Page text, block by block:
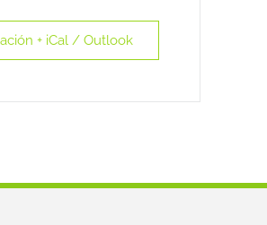
+ iCal / Outlook